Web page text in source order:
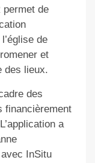
permet de
de
et
des lieux.
des
financièrement
a
InSitu